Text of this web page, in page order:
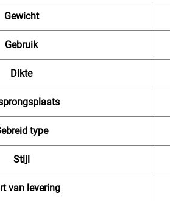
Gewicht
Gebruik
Dikte
type
Stijl
van levering